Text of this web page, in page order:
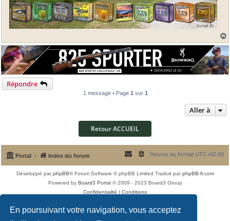
En poursuivant votre navigation, vous acceptez
t
Répondre
1 message • Page 1 sur 1
Aller à
Retour ACCUEIL
Portal Index du forum Heures au format UTC+02:00
Développé parphpBB® Forum Software © phpBB Limited Traduit parphpBB-fr.com
Powered by Board3 Portal © 2009 - 2023 Board3 Group
Confidentialité
Conditions